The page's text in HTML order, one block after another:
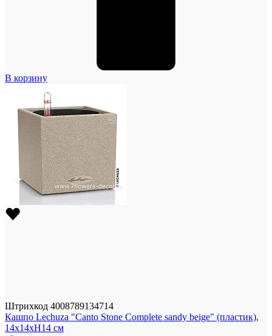
В корзину
Штрихкод 4008789134714
Кашпо Lechuza "Canto Stone Complete sandy beige" (пластик),
14x14xH14 см